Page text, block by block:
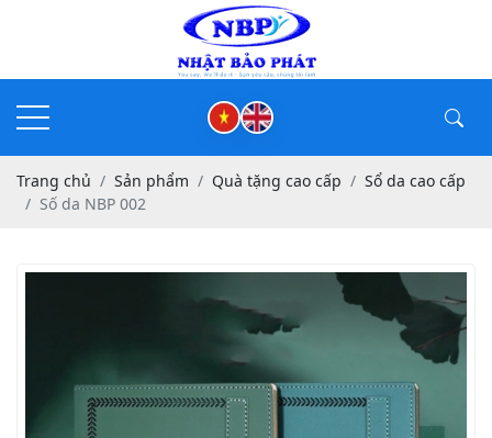
Trang chủ Sản phẩm Quà tặng cao cấp
Sổ da cao cấp
Số da NBP 002